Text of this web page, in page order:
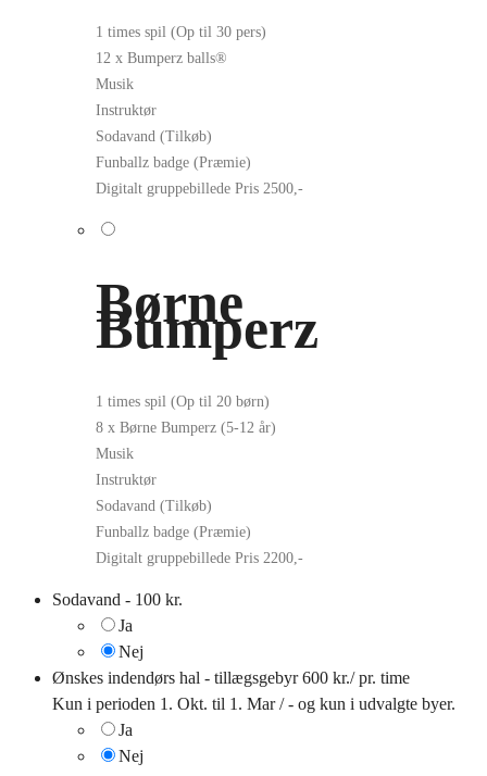
1 times spil (Op til 30 pers)
12 x Bumperz balls®
Musik
Instruktør
Sodavand (Tilkøb)
Funballz badge (Præmie)
Digitalt gruppebillede Pris 2500,-
Børne
Bumperz
1 times spil (Op til 20 børn)
8 x Børne Bumperz (5-12 år)
Musik
Instruktør
Sodavand (Tilkøb)
Funballz badge (Præmie)
Digitalt gruppebillede Pris 2200,-
Sodavand - 100 kr.
Ja
Nej
Ønskes indendørs hal - tillægsgebyr 600 kr./ pr. time
Kun i perioden 1. Okt. til 1. Mar / - og kun i udvalgte byer.
Ja
Nej